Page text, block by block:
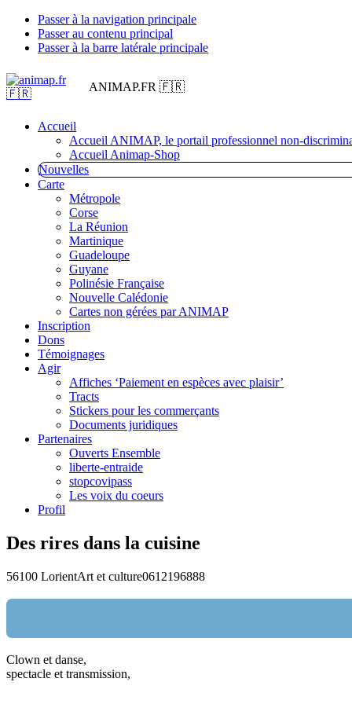
Passer à la navigation principale
Passer au contenu principal
Passer à la barre latérale principale
ANIMAP.FR 🇫🇷
Accueil
Accueil ANIMAP, le portail professionnel non-
Accueil Animap-Shop
Nouvelles
Carte
Métropole
Corse
La Réunion
Martinique
Guadeloupe
Guyane
Polinésie Française
Nouvelle Calédonie
Cartes non gérées par ANIMAP
Inscription
Dons
Témoignages
Agir
Affiches ‘Paiement en espèces avec plaisir’
Tracts
Stickers pour les commerçants
Documents juridiques
Partenaires
Ouverts Ensemble
liberte-entraide
stopcovipass
Les voix du coeurs
Profil
Des rires dans la cuisine
56100 LorientArt et culture0612196888
Nom:
Clown et danse,
spectacle et transmission,